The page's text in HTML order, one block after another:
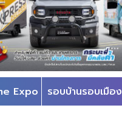
Expo รอบบ้านรอบเมือง